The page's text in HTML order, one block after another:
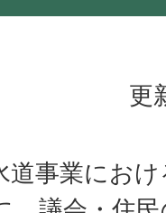
更
道事業にお